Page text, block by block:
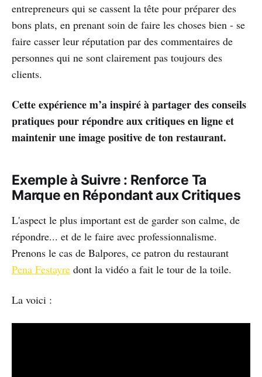
entrepreneurs qui se cassent la tête pour préparer des
bons plats, en prenant soin de faire les choses bien - se
faire casser leur réputation par des commentaires de
personnes qui ne sont clairement pas toujours des
clients.
Cette expérience m’a inspiré à partager des conseils
pratiques pour répondre aux critiques en ligne et
maintenir une image positive de ton restaurant.
Exemple à Suivre : Renforce Ta
Marque en Répondant aux Critiques
L'aspect le plus important est de garder son calme, de
répondre... et de le faire avec professionnalisme.
Prenons le cas de Balpores, ce patron du restaurant
Pena Festayre dont la vidéo a fait le tour de la toile.
La voici :